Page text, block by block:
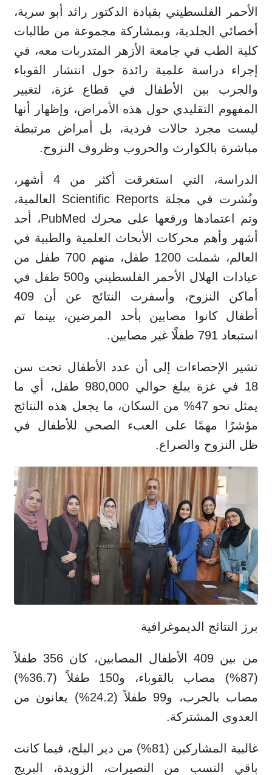
الأحمر الفلسطيني بقيادة الدكتور رائد أبو سرية،
أخصائي الجلدية، وبمشاركة مجموعة من طالبات
كلية الطب في جامعة الأزهر المتدربات معه، في
إجراء دراسة علمية رائدة حول انتشار القوباء
والجرب بين الأطفال في قطاع غزة، لتغيير
المفهوم التقليدي حول هذه الأمراض، وإظهار أنها
ليست مجرد حالات فردية، بل أمراض مرتبطة
مباشرة بالكوارث والحروب وظروف النزوح.
الدراسة، التي استغرقت أكثر من 4 أشهر،
ونُشرت في مجلة Scientific Reports العالمية،
وتم اعتمادها ورفعها على محرك PubMed، أحد
أشهر وأهم محركات الأبحاث العلمية والطبية في
العالم، شملت 1200 طفل، منهم 700 طفل من
عيادات الهلال الأحمر الفلسطيني و500 طفل في
أماكن النزوح، وأسفرت النتائج عن أن 409
أطفال كانوا مصابين بأحد المرضين، بينما تم
استبعاد 791 طفلًا غير مصابين.
تشير الإحصاءات إلى أن عدد الأطفال تحت سن
18 في غزة يبلغ حوالي 980,000 طفل، أي ما
يمثل نحو 47% من السكان، ما يجعل هذه النتائج
مؤشرًا مهمًا على العبء الصحي للأطفال في
ظل النزوح والصراع.
برز النتائج الديموغرافية
من بين 409 الأطفال المصابين، كان 356 طفلاً
(87%) مصاب بالقوباء، و150 طفلاً (36.7%)
مصاب بالجرب، و99 طفلاً (24.2%) يعانون من
العدوى المشتركة.
غالبية المشاركين (81%) من دير البلح، فيما كانت
باقي النسب من النصيرات، الزويدة، البريج